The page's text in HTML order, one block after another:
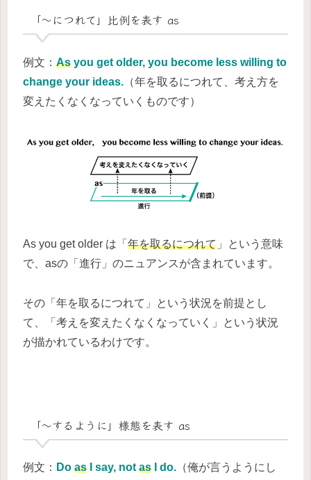
「～につれて」比例を表す as
例文： As you get older, you become less willing to
change your ideas. （年を取るにつれて、考え方を
変えたくなくなっていくものです）
As you get older は「 年を取るにつれて 」という意味
で、asの「進行」のニュアンスが含まれています。
その「年を取るにつれて」という状況を前提とし
て、「考えを変えたくなくなっていく」という状況
が描かれているわけです。
「～するように」様態を表す as
例文： Do as I say, notas I do. （俺が言うようにし